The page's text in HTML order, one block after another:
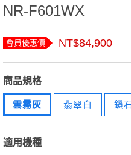
NR-F601WX
會員優惠價 NT$84,900
商品規格
雲霧灰 翡翠白 鑽
適用機種